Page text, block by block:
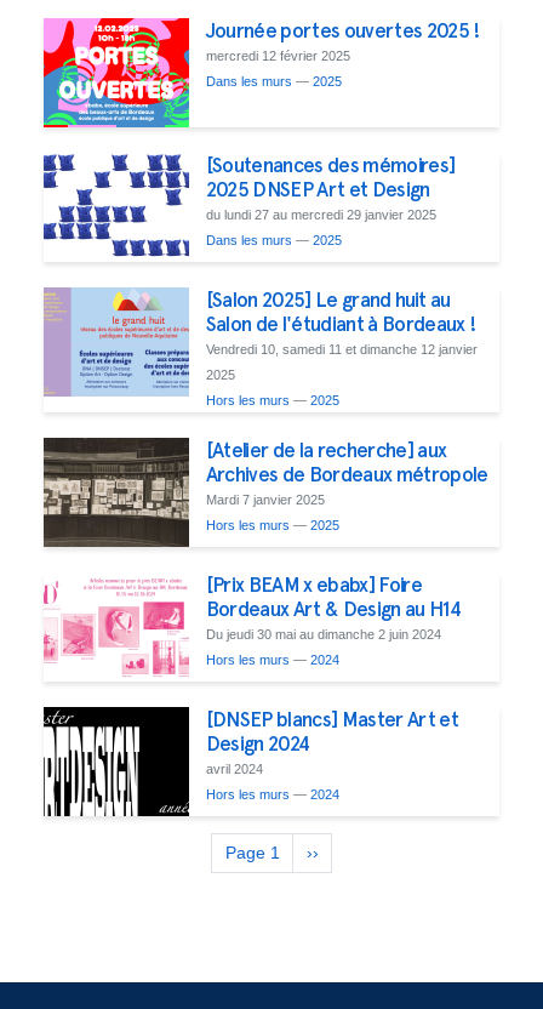
Journée portes ouvertes 2025 !
mercredi 12 février 2025
Dans les murs — 2025
[Soutenances des mémoires]
2025 DNSEP Art et Design
du lundi 27 au mercredi 29 janvier 2025
Dans les murs — 2025
[Salon 2025] Le grand huit au
Salon de l'étudiant à Bordeaux !
Vendredi 10, samedi 11 et dimanche 12 janvier
2025
Hors les murs — 2025
[Atelier de la recherche] aux
Archives de Bordeaux métropole
Mardi 7 janvier 2025
Hors les murs — 2025
[Prix BEAM x ebabx] Foire
Bordeaux Art & Design au H14
Du jeudi 30 mai au dimanche 2 juin 2024
Hors les murs — 2024
[DNSEP blancs] Master Art et
Design 2024
avril 2024
Hors les murs — 2024
Pagination
Page 1
Page
suivante
››